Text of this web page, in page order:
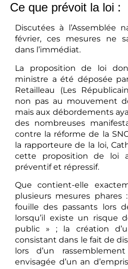
Ce que prévoit la loi :
Discutées à l’Assemblée
février, ces mesures ne
dans l’immédiat.
La proposition de loi
ministre a été déposée
Retailleau (Les
non pas au mouvement
mais aux débordements
des nombreuses
contre la réforme de la
la rapporteure de la loi,
cette proposition de
préventif et répressif.
Que contient-elle
plusieurs mesures phares
fouille des passants lors
lorsqu’il existe un risque
public » ; la création
consistant dans le fait de
lors d’un
envisagée d’un an